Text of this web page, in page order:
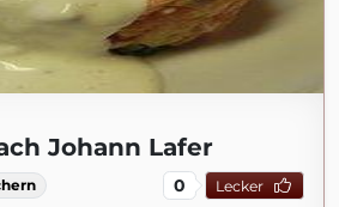
Johann Lafer
0 Lecker